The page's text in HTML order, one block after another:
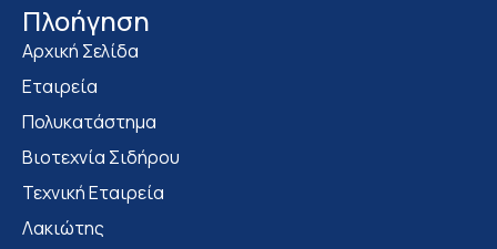
Πλοήγηση
Αρχική Σελίδα
Εταιρεία
Πολυκατάστημα
Bιοτεχνία Σιδήρου
Τεχνική Εταιρεία
Λακιώτης